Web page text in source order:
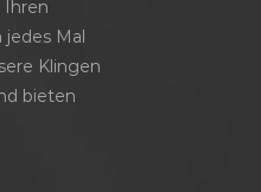
Ihren
jedes Mal
Klingen
bieten